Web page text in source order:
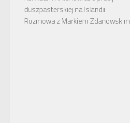
duszpasterskiej na Islandii
Rozmowa z Markiem Zdanowskim